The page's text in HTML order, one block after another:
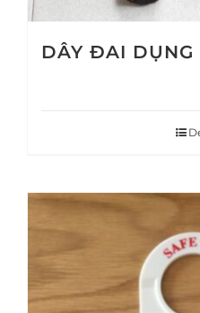
DÂY ĐAI DỤNG